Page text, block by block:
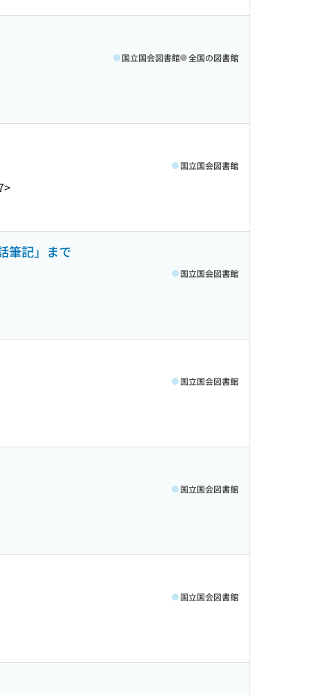
国立国会図書館 全国の図書館
国立国会図書館
筆記」まで
国立国会図書館
国立国会図書館
国立国会図書館
国立国会図書館